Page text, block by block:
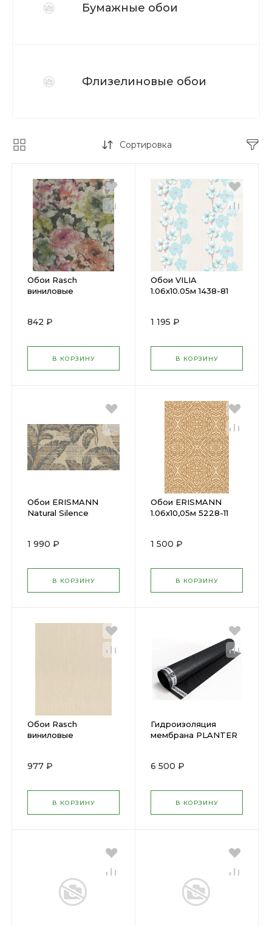
Бумажные обои
Флизелиновые обои
Сортировка
Обои Rasch
виниловые
842 ₽
В КОРЗИНУ
Обои VILIA
1.06х10.05м 1438-81
1 195 ₽
В КОРЗИНУ
Обои ERISMANN
Natural Silence
1 990 ₽
В КОРЗИНУ
Обои ERISMANN
1.06х10,05м 5228-11
1 500 ₽
В КОРЗИНУ
Обои Rasch
виниловые
977 ₽
В КОРЗИНУ
Гидроизоляция
мембрана PLANTER
20 м (40м2)
6 500 ₽
В КОРЗИНУ